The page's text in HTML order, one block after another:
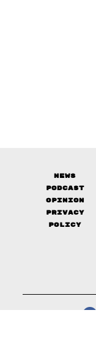
News
Podcast
Opinion
Privacy
Policy